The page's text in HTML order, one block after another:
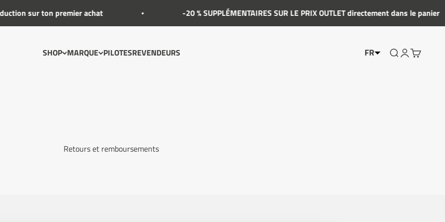
sur ton premier achat -20 % SUPPLÉMENTAIRES SUR LE PRIX OUTLET directement dans le panier
SHOP MARQUE PILOTESREVENDEURS FR Afficher le
Montrer
Montrer
Retours et remboursements